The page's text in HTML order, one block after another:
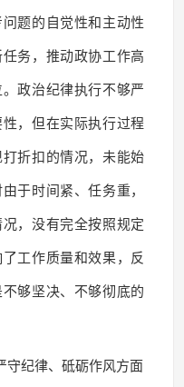
题的自觉性和主动性
务，推动政协工作高
政治纪律执行不够严
，但在实际执行过程
折扣的情况，未能始
于时间紧、任务重，
，没有完全按照规定
工作质量和效果，反
够坚决、不够彻底的
守纪律、砥砺作风方面